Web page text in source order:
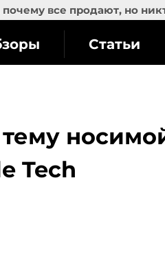
все продают, но
Статьи
Tech